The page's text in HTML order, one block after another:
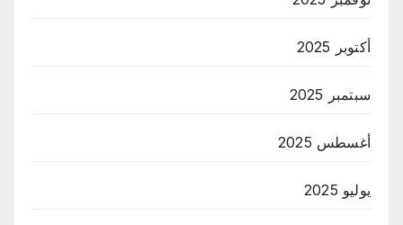
أكتوبر 2025
سبتمبر 2025
أغسطس 2025
يوليو 2025